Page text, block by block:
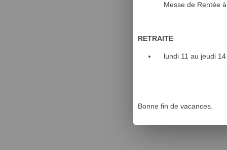
Messe de Rentée
RETRAITE
lundi 11 au jeudi
Bonne fin de vacances.